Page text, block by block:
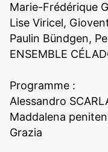
Marie-Frédérique
Lise Viricel,
Paulin Bündgen,
ENSEMBLE
Programme :
Alessandro
Maddalena
Grazia